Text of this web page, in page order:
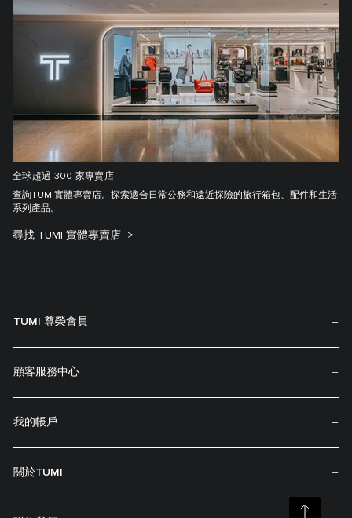
全球超過 300 家專賣店
查詢TUMI實體專賣店。探索適合日常公務和遠近探險的旅行箱包、配件和生活
系列產品。
尋找 TUMI 實體專賣店
TUMI 尊榮會員
顧客服務中心
我的帳戶
關於TUMI